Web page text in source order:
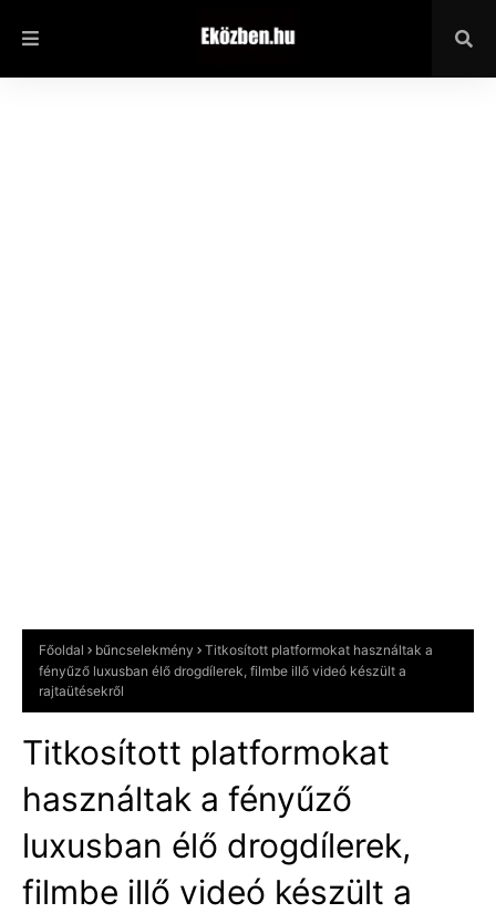
Főoldal bűncselekmény
Titkosított platformokat használtak a
fényűző luxusban élő drogdílerek, filmbe illő videó készült a
rajtaütésekről
Titkosított platformokat
használtak a fényűző
luxusban élő drogdílerek,
filmbe illő videó készült a